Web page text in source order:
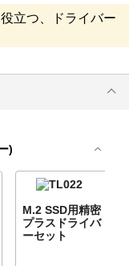
立つ、ドライバー
)
M.2 SSD用精密
プラスドライバ
ーセット